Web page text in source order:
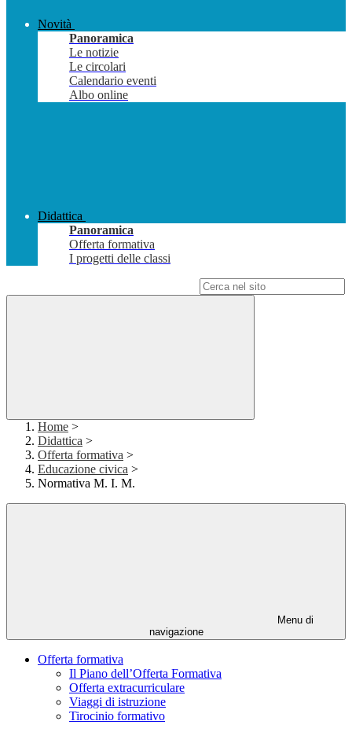
Novità
Panoramica
Le notizie
Le circolari
Calendario eventi
Albo online
Didattica
Panoramica
Offerta formativa
I progetti delle classi
Home >
Didattica >
Offerta formativa >
Educazione civica >
Normativa M. I. M.
Menu di
navigazione
Offerta formativa
Il Piano dell’Offerta Formativa
Offerta extracurriculare
Viaggi di istruzione
Tirocinio formativo